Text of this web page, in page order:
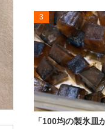
3
「100均の製氷